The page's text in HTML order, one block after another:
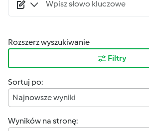
Rozszerz wyszukiwanie
Filtry
Sortuj po:
Najnowsze wyniki
Wyników na stronę: